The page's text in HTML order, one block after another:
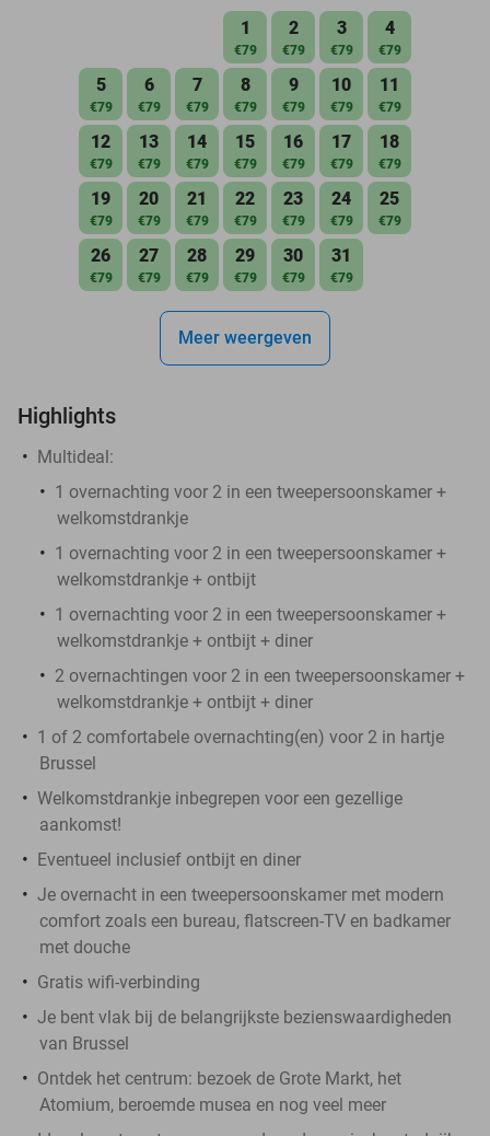
1
€79
2
€79
3
€79
4
€79
5
€79
6
€79
7
€79
8
€79
9
€79
10
€79
11
€79
12
€79
13
€79
14
€79
15
€79
16
€79
17
€79
18
€79
19
€79
20
€79
21
€79
22
€79
23
€79
24
€79
25
€79
26
€79
27
€79
28
€79
29
€79
30
€79
31
€79
Meer weergeven
Highlights
Multideal:
1 overnachting voor 2 in een tweepersoonskamer +
welkomstdrankje
1 overnachting voor 2 in een tweepersoonskamer +
welkomstdrankje + ontbijt
1 overnachting voor 2 in een tweepersoonskamer +
welkomstdrankje + ontbijt + diner
2 overnachtingen voor 2 in een tweepersoonskamer +
welkomstdrankje + ontbijt + diner
1 of 2 comfortabele overnachting(en) voor 2 in hartje
Brussel
Welkomstdrankje inbegrepen voor een gezellige
aankomst!
Eventueel inclusief ontbijt en diner
Je overnacht in een tweepersoonskamer met modern
comfort zoals een bureau, flatscreen-TV en badkamer
met douche
Gratis wifi-verbinding
Je bent vlak bij de belangrijkste bezienswaardigheden
van Brussel
Ontdek het centrum: bezoek de Grote Markt, het
Atomium, beroemde musea en nog veel meer